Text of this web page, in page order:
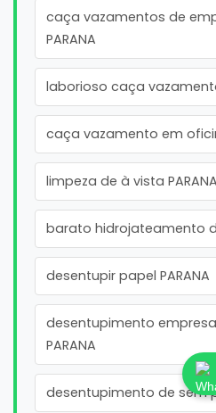
caça vazamentos de
PARANA
laborioso caça
caça vazamento em
limpeza de à vista PARANA
barato hidrojateamento
desentupir papel PARANA
desentupimento
PARANA
desentupimento de sem